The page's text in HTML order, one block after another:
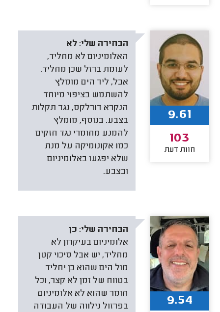
הבחירה שלי: לא
האלומיניום לא מחליד,
לעומת ברזל שכן מחליד.
אבל, ליד הים מומלץ
להשתמש בציפוי מיוחד
הנקרא דורלקס, נגד תקלות
בצבע. בנוסף, מומלץ
להמנע מחומרי נגד חזקים
כמו אקונומיקה על מנת
שלא יפגעו באלומיניום
ובצבע.
9.61
103
חוות דעת
הבחירה שלי: כן
אלומיניום בעיקרון לא
מחליד, יש אבל סיכוי קטן
מול הים שהוא כן יחליד
בטווח של זמן לא קצר, וכל
חומר שהוא לא אלומיניום
בפרזול נילווה של העבודה
9.54